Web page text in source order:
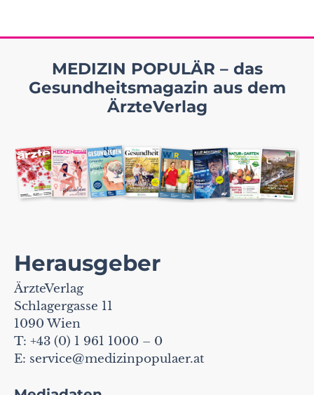
MEDIZIN POPULÄR – das
Gesundheitsmagazin aus dem
ÄrzteVerlag
Herausgeber
ÄrzteVerlag
Schlagergasse 11
1090 Wien
T: +43 (0) 1 961 1000 – 0
E: service@medizinpopulaer.at